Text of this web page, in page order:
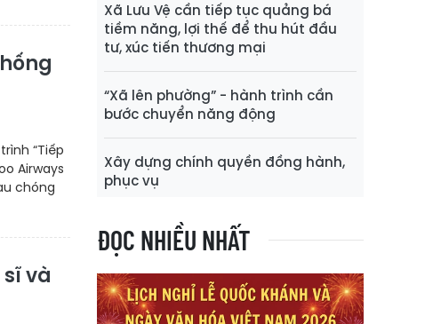
“Tiếp
Airways
chóng
và
Xã Lưu Vệ cần tiếp tục quảng bá
tiềm năng, lợi thế để thu hút đầu
tư, xúc tiến thương mại
“Xã lên phường” - hành trình cần
bước chuyển năng động
Xây dựng chính quyền đồng hành,
phục vụ
ĐỌC NHIỀU NHẤT